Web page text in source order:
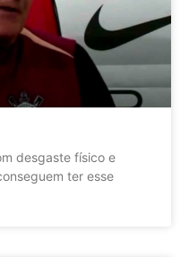
desgaste físico e
ter esse